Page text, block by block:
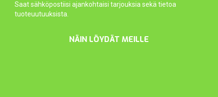
Saat sähköpostiisi ajankohtaisi tarjouksia sekä tietoa
tuoteuutuuksista.
NÄIN LÖYDÄT MEILLE